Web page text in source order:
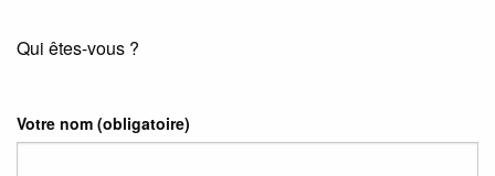
Qui êtes-vous ?
Votre nom (obligatoire)